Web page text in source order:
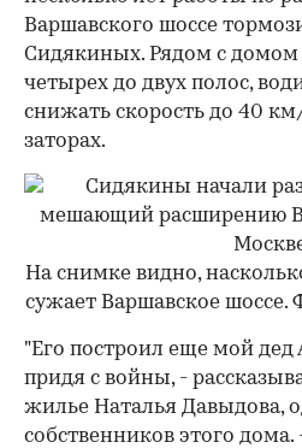
Варшавского шоссе
Сидякиных. Рядом с домом
четырех до двух полос,
снижать скорость до 40
заторах.
На снимке видно,
сужает Варшавское шоссе.
"Его построил еще мой
придя с войны, -
жилье Наталья Давыдова,
собственников этого дома.